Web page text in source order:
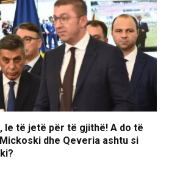
le të jetë për të gjithë! A do të
dhe Qeveria ashtu si